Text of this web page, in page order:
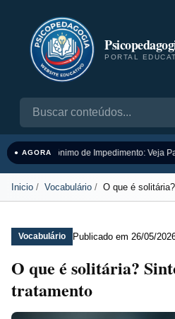
PORTAL
● AGORASinônimo de Impedimento: Veja
Inicio Vocabulário O que é
Vocabulário Publicado em 26/05/
O que é solitária?
tratamento